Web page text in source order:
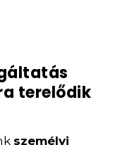
terelődik
személyi